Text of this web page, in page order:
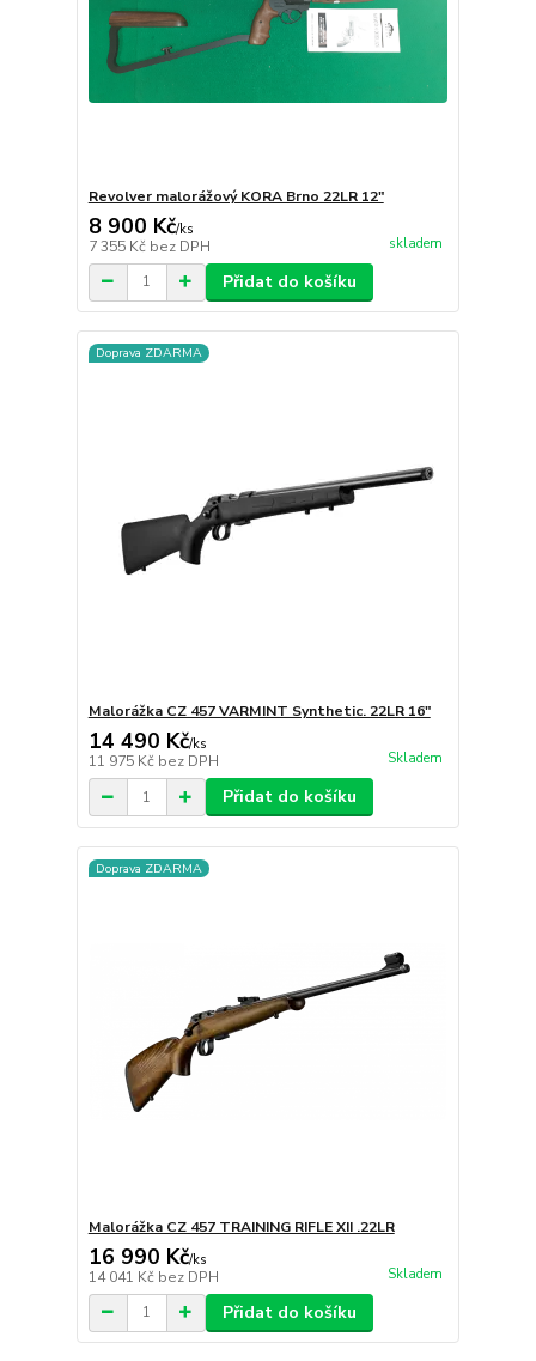
Revolver malorážový KORA Brno 22LR 12"
8 900 Kč/ks
7 355 Kč bez DPH skladem
Přidat do košíku
Doprava ZDARMA
Malorážka CZ 457 VARMINT Synthetic. 22LR 16"
14 490 Kč/ks
11 975 Kč bez DPH Skladem
Přidat do košíku
Doprava ZDARMA
Malorážka CZ 457 TRAINING RIFLE XII .22LR
16 990 Kč/ks
14 041 Kč bez DPH Skladem
Přidat do košíku